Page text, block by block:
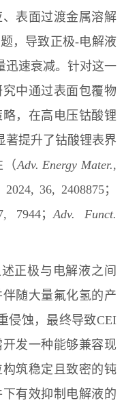
表面过渡金属溶解
，导致正极-电解液
迅速衰减。针对这一
中通过表面包覆物
，在高电压钴酸锂
著提升了钴酸锂表界
（Adv. Energy Mater.,
2024, 36, 2408875；
7944； Adv. Funct.
正极与电解液之间
随大量氟化氢的产
侵蚀，最终导致CEI
发一种能够兼容现
筑稳定且致密的钝
有效抑制电解液的